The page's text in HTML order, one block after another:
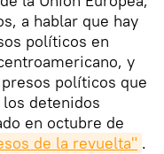
a hablar que hay
políticos en
y
políticos que
detenidos
en octubre de
de la revuelta" .